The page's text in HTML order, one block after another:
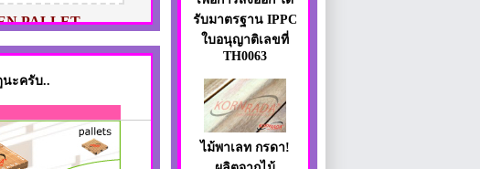
PALLET
นะครับ..
รับมาตรฐาน IPPC
ใบอนุญาติเลขที่
TH0063
ไม้พาเลท กรดา!